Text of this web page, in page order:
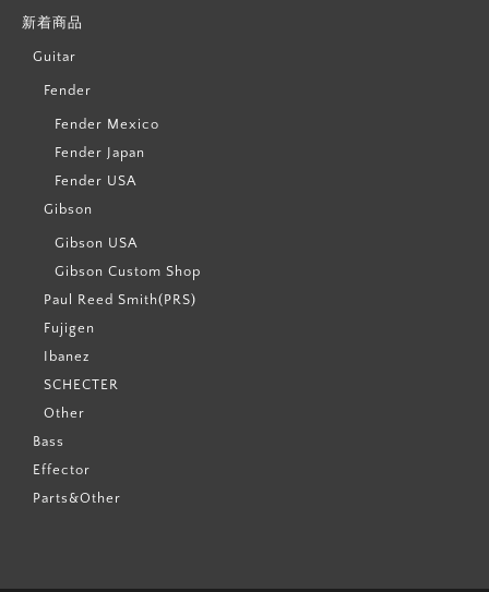
新着商品
Guitar
Fender
Fender Mexico
Fender Japan
Fender USA
Gibson
Gibson USA
Gibson Custom Shop
Paul Reed Smith(PRS)
Fujigen
Ibanez
SCHECTER
Other
Bass
Effector
Parts&Other